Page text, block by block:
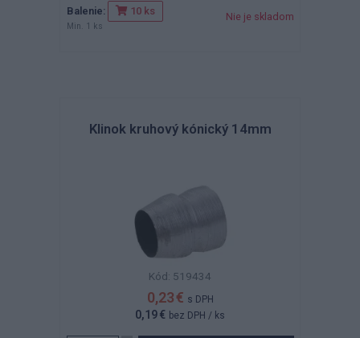
Balenie: 10 ks
Min. 1 ks
Nie je skladom
Klinok kruhový kónický 14mm
Kód: 519434
0,23 € s DPH
0,19 € bez DPH / ks